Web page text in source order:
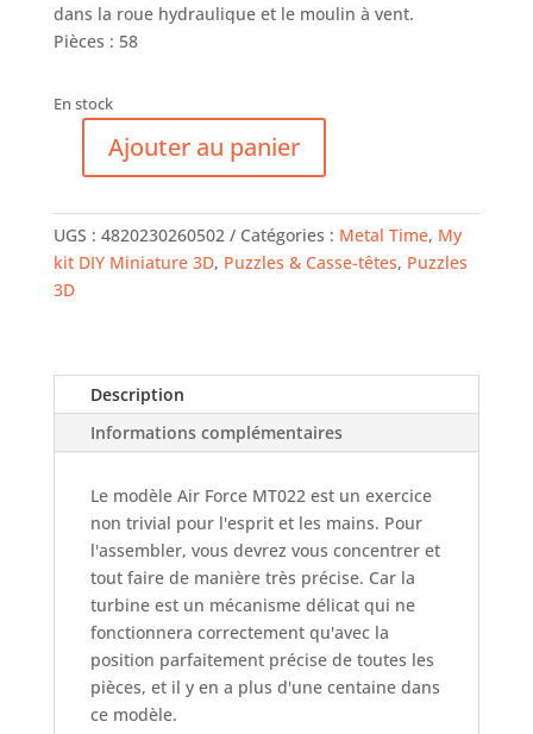
dans la roue hydraulique et le moulin à vent.
Pièces : 58
En stock
quantité
METAL
TIME
Turbine
Ajouter au panier
UGS : 4820230260502 Catégories : Metal Time, My
kit DIY Miniature 3D, Puzzles & Casse-têtes, Puzzles
3D
Description
Informations complémentaires
Le modèle Air Force MT022 est un exercice
non trivial pour l'esprit et les mains. Pour
l'assembler, vous devrez vous concentrer et
tout faire de manière très précise. Car la
turbine est un mécanisme délicat qui ne
fonctionnera correctement qu'avec la
position parfaitement précise de toutes les
pièces, et il y en a plus d'une centaine dans
ce modèle.